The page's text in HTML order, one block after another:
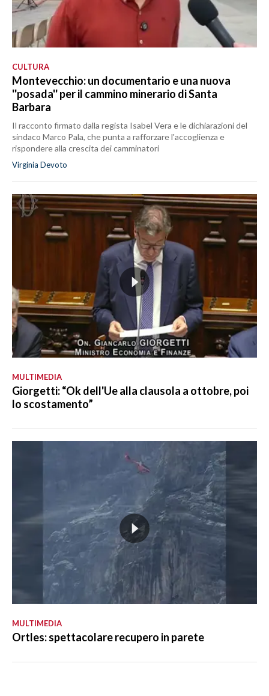
CULTURA
Montevecchio: un documentario e una nuova
''posada'' per il cammino minerario di Santa
Barbara
Il racconto firmato dalla regista Isabel Vera e le dichiarazioni del
sindaco Marco Pala, che punta a rafforzare l'accoglienza e
rispondere alla crescita dei camminatori
Virginia Devoto
MULTIMEDIA
Giorgetti: “Ok dell'Ue alla clausola a ottobre, poi
lo scostamento”
MULTIMEDIA
Ortles: spettacolare recupero in parete